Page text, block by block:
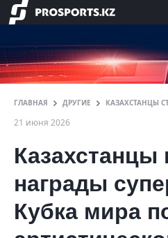
ГЛАВНАЯ ДРУГИЕ КАЗАХСТАНЦЫ
21 июня 2026
Казахстанцы
награды
Кубка мира